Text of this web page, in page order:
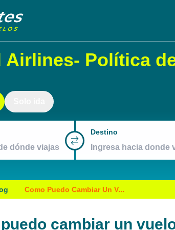
Airlines- Política
Destino
Como Puedo Cambiar Un V...
cambiar un